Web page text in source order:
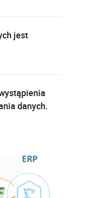
jest
danych.